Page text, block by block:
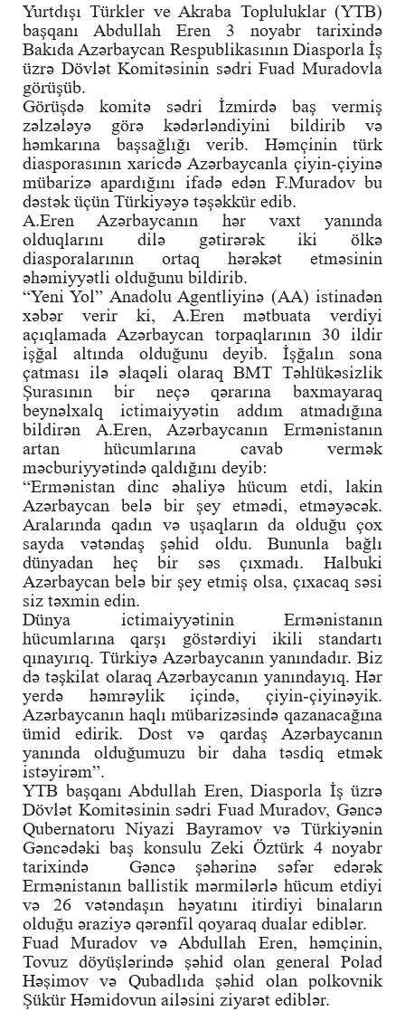
Yurtdışı Türkler ve Akraba Topluluklar (YTB)
başqanı Abdullah Eren 3 noyabr tarixində
Bakıda Azərbaycan Respublikasının Diasporla İş
üzrə Dövlət Komitəsinin sədri Fuad Muradovla
görüşüb.
Görüşdə komitə sədri İzmirdə baş vermiş
zəlzələyə görə kədərləndiyini bildirib və
həmkarına başsağlığı verib. Həmçinin türk
diasporasının xaricdə Azərbaycanla çiyin-çiyinə
mübarizə apardığını ifadə edən F.Muradov bu
dəstək üçün Türkiyəyə təşəkkür edib.
A.Eren Azərbaycanın hər vaxt yanında
olduqlarını dilə gətirərək iki ölkə
diasporalarının ortaq hərəkət etməsinin
əhəmiyyətli olduğunu bildirib.
“Yeni Yol” Anadolu Agentliyinə (AA) istinadən
xəbər verir ki, A.Eren mətbuata verdiyi
açıqlamada Azərbaycan torpaqlarının 30 ildir
işğal altında olduğunu deyib. İşğalın sona
çatması ilə əlaqəli olaraq BMT Təhlükəsizlik
Şurasının bir neçə qərarına baxmayaraq
beynəlxalq ictimaiyyətin addım atmadığına
bildirən A.Eren, Azərbaycanın Ermənistanın
artan hücumlarına cavab vermək
məcburiyyətində qaldığını deyib:
“Ermənistan dinc əhaliyə hücum etdi, lakin
Azərbaycan belə bir şey etmədi, etməyəcək.
Aralarında qadın və uşaqların da olduğu çox
sayda vətəndaş şəhid oldu. Bununla bağlı
dünyadan heç bir səs çıxmadı. Halbuki
Azərbaycan belə bir şey etmiş olsa, çıxacaq səsi
siz təxmin edin.
Dünya ictimaiyyətinin Ermənistanın
hücumlarına qarşı göstərdiyi ikili standartı
qınayırıq. Türkiyə Azərbaycanın yanındadır. Biz
də təşkilat olaraq Azərbaycanın yanındayıq. Hər
yerdə həmrəylik içində, çiyin-çiyinəyik.
Azərbaycanın haqlı mübarizəsində qazanacağına
ümid edirik. Dost və qardaş Azərbaycanın
yanında olduğumuzu bir daha təsdiq etmək
istəyirəm”.
YTB başqanı Abdullah Eren, Diasporla İş üzrə
Dövlət Komitəsinin sədri Fuad Muradov, Gəncə
Qubernatoru Niyazi Bayramov və Türkiyənin
Gəncədəki baş konsulu Zeki Öztürk 4 noyabr
tarixində Gəncə şəhərinə səfər edərək
Ermənistanın ballistik mərmilərlə hücum etdiyi
və 26 vətəndaşın həyatını itirdiyi binaların
olduğu əraziyə qərənfil qoyaraq dualar ediblər.
Fuad Muradov və Abdullah Eren, həmçinin,
Tovuz döyüşlərində şəhid olan general Polad
Həşimov və Qubadlıda şəhid olan polkovnik
Şükür Həmidovun ailəsini ziyarət ediblər.